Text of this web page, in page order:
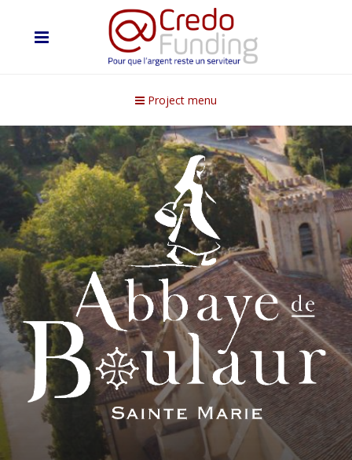
Project menu